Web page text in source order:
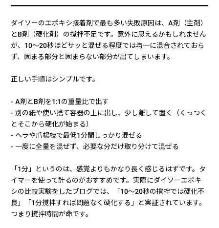
ダイソーのエポキシ接着剤で最も多い失敗原因は、A剤（主剤）
とB剤（硬化剤）の撹拌不足です。意外に思えるかもしれません
が、10〜20秒ほどサッと混ぜる程度では均一に混合されておら
ず、固まる部分と固まらない部分が出てしまいます。
正しい手順はシンプルです。
- A剤とB剤を1:1の重量比で出す
- 別の紙や使い捨て容器の上に出し、少し離して置く（くっつく
とそこから硬化が始まる）
- ヘラや爪楊枝で最低1分間しっかり混ぜる
- 一度に全量を混ぜず、必要な分だけ取り分けて混ぜる
「1分」というのは、感覚よりもかなり長く感じるはずです。タ
イマーを使って計るのがおすすめです。実際にダイソーエポキ
シの比較実験をしたブログでは、「10〜20秒の撹拌では硬化不
良」「1分撹拌すれば問題なく硬化する」と実証されています。
つまり撹拌時間が命です。